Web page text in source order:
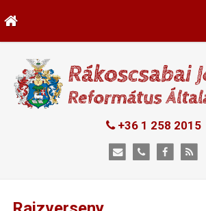
+36 1 258 2015